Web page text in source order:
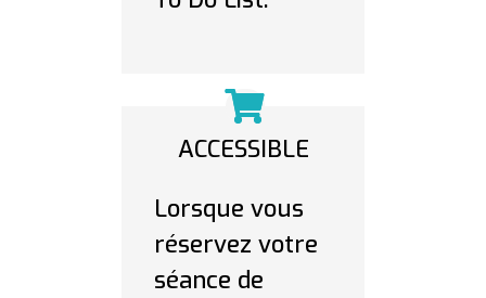
ACCESSIBLE
Lorsque vous
réservez votre
séance de